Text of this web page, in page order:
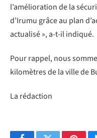
l’amélioration de la
d’Irumu grâce au plan
actualisé », a-t-il indiqué.
Pour rappel, nous
kilomètres de la ville de
La rédaction